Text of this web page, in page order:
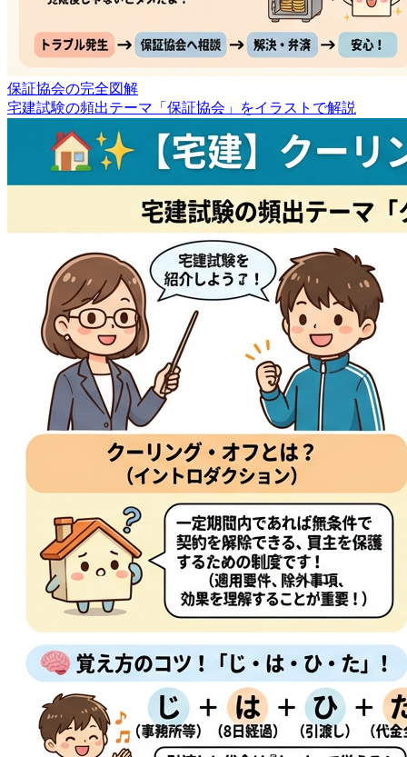
保証協会の完全図解
宅建試験の頻出テーマ「保証協会」をイラストで解説